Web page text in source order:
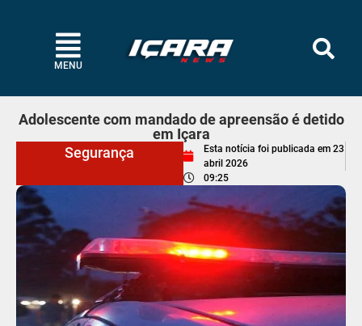
MENU
Adolescente com mandado de apreensão é detido
em Içara
Segurança
Esta notícia foi publicada em 23
abril 2026
09:25